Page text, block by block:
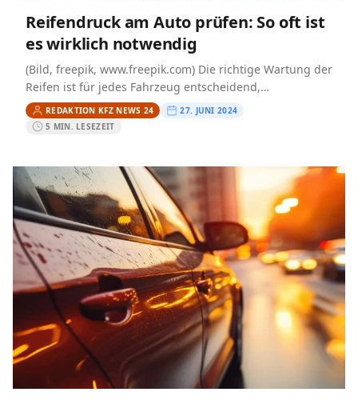
Reifendruck am Auto prüfen: So oft ist
es wirklich notwendig
(Bild, freepik, www.freepik.com) Die richtige Wartung der
Reifen ist für jedes Fahrzeug entscheidend,
insbesondere der Reifendruck. Als erfahrener Auto- und
Motorradenthusiast weiß ich nur zu…
REDAKTION KFZ NEWS 24
27. JUNI 2024
5 MIN. LESEZEIT